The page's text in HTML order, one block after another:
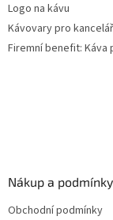
Logo na kávu
Kávovary pro
Firemní benefit: Káva
Nákup a podmínky
Obchodní podmínky